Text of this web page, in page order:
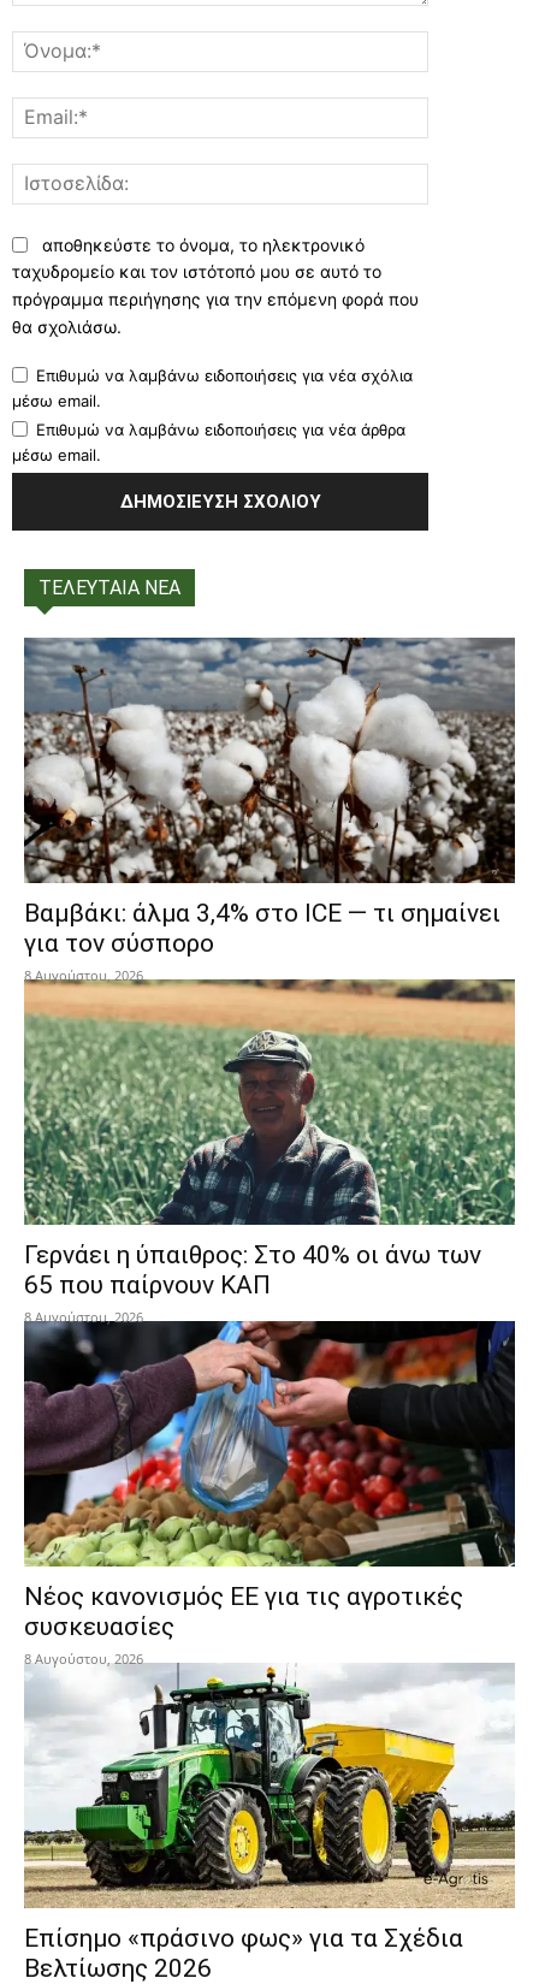
αποθηκεύστε το όνομα, το ηλεκτρονικό
ταχυδρομείο και τον ιστότοπό μου σε αυτό το
πρόγραμμα περιήγησης για την επόμενη φορά που
θα σχολιάσω.
Επιθυμώ να λαμβάνω ειδοποιήσεις για νέα σχόλια
μέσω email.
Επιθυμώ να λαμβάνω ειδοποιήσεις για νέα άρθρα
μέσω email.
ΤΕΛΕΥΤΑΙΑ ΝΕΑ
Βαμβάκι: άλμα 3,4% στο ICE — τι σημαίνει
για τον σύσπορο
8 Αυγούστου, 2026
Γερνάει η ύπαιθρος: Στο 40% οι άνω των
65 που παίρνουν ΚΑΠ
8 Αυγούστου, 2026
Νέος κανονισμός ΕΕ για τις αγροτικές
συσκευασίες
8 Αυγούστου, 2026
Επίσημο «πράσινο φως» για τα Σχέδια
Βελτίωσης 2026